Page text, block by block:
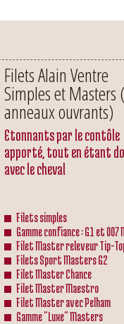
Filets Alain Ventre
Simples et Masters
anneaux ouvrants)
Etonnants par le contôle
apporté, tout en étant
avec le cheval
Filets simples
Gamme confiance : G1 et
Filet Master releveur Tip-
Filets Sport Masters G2
Filet Master Chance
Filet Master Maestro
Filet Master avec Pelham
Gamme "Luxe" Masters